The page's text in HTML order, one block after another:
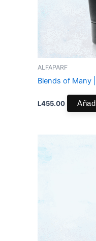
ALFAPARF
Blends of Many
L455.00